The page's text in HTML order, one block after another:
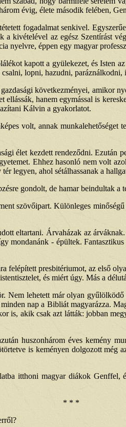
évig, élete második felében,
fogadalmat senkivel.
kivételével az egész Szentírást
nyelvre, éppen egy magyar
kapott a gyülekezet, és Isten
lopni, hazudni, paráználkodni,
következményei, amikor
hanem egymással is
Kálvin a gyakorlatot.
volt, annak munkalehetőséget
élet kezdett rendeződni.
Ehhez hasonló nem volt
ahol sétálhassanak a
gondolt, de hamar beindultak
szövőipart. Különleges
eltartani. Árvaházak az
- épültek.
felépített presbitériumot, az első
és miért úgy. Más a
lehetett már olyan
nap a Bibliát magyarázza.
is, akik csak azt látták: jobban
huszonhárom éves kemény
is keményen dolgozott
itthoni magyar diákok
* * *